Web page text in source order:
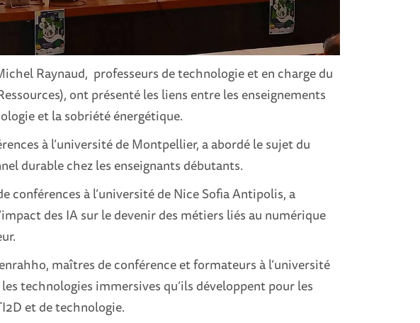
Raynaud, professeurs de technologie et en charge du
ont présenté les liens entre les enseignements
et la sobriété énergétique.
à l’université de Montpellier, a abordé le sujet du
durable chez les enseignants débutants.
conférences à l’université de Nice Sofia Antipolis, a
des IA sur le devenir des métiers liés au numérique
maîtres de conférence et formateurs à l’université
technologies immersives qu’ils développent pour les
et de technologie.